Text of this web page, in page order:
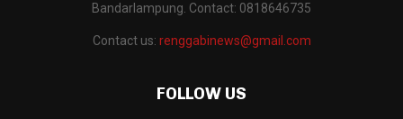
Bandarlampung. Contact: 0818646735
Contact us: renggabinews@gmail.com
FOLLOW US